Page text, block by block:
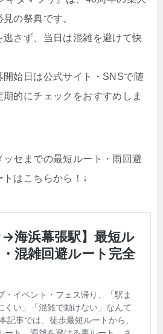
の祭典です。
さず、当日は混雑を避けて快
開始日は公式サイト・SNSで随
的にチェックをおすすめしま
セまでの最短ルート・雨回避
はこちらから！↓